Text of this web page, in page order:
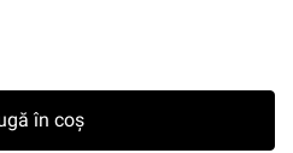
în coș